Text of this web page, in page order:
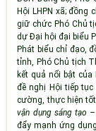
Hội LHPN xã;đồng
giữ chức Phó Chủ
dự Đại hội đại biểu
Phát biểu chỉ đạo,
tỉnh, Phó Chủ tịch
kết quả nổi bật của
đề nghị Hội tiếp tục
cường , thực hiện
vận dụng sáng tạo
đẩy mạnh ứng